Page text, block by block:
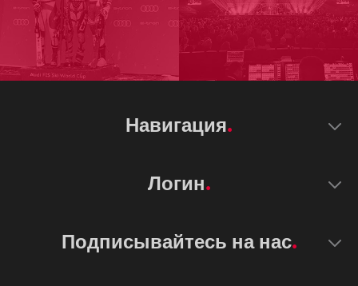
Навигация
Логин
Подписывайтесь на нас